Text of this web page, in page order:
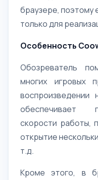
браузере, поэтому
только для
Особенность
Обозреватель
многих игровых
воспроизведении
обеспечивает
скорости работы,
открытие
т.д.
Кроме этого, в